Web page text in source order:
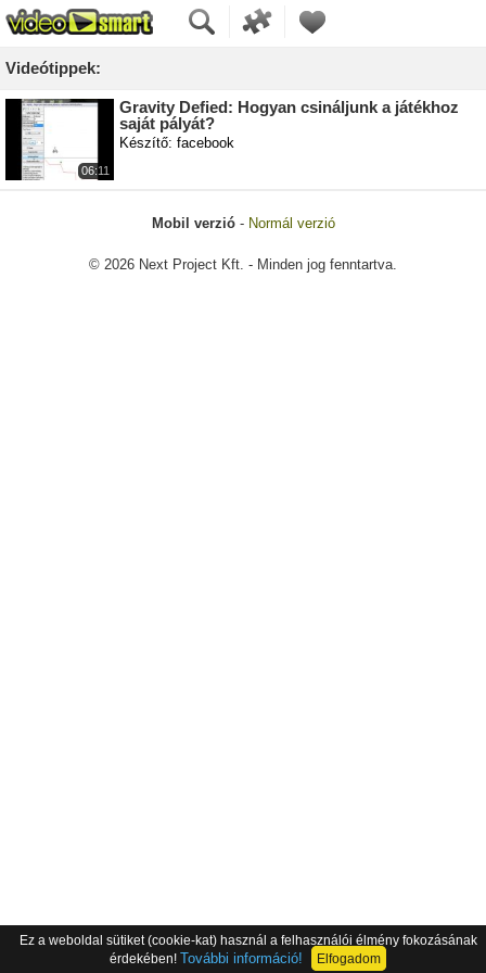
Videótippek:
06:11
Gravity Defied: Hogyan csináljunk a játékhoz
saját pályát?
Készítő: facebook
Mobil verzió- Normál verzió
© 2026 Next Project Kft. - Minden jog fenntartva.
Ez a weboldal sütiket (cookie-kat) használ a felhasználói élmény fokozásának
érdekében! További információ! Elfogadom